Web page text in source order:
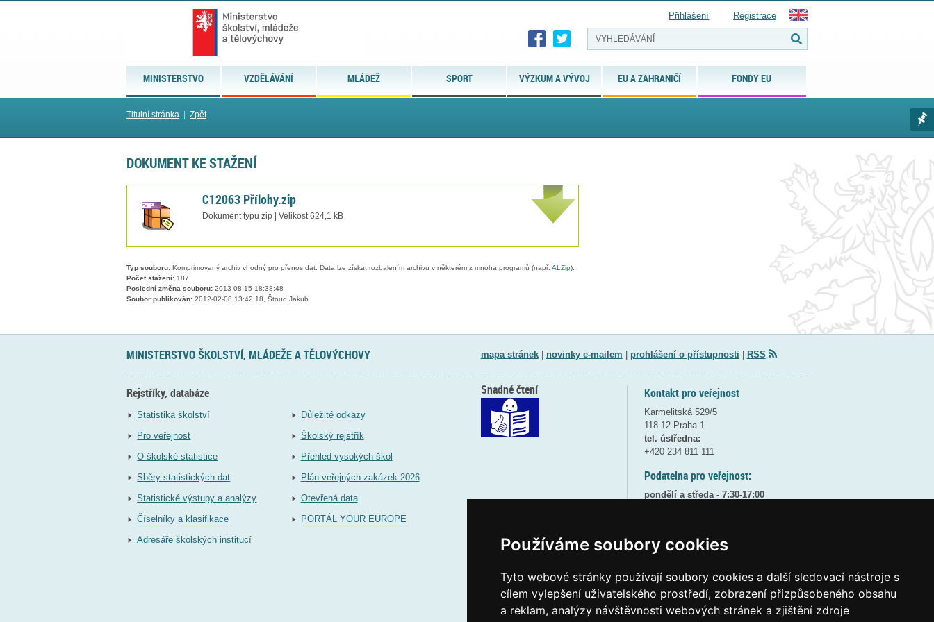
Používáme soubory cookies
Tyto webové stránky používají soubory cookies a další sledovací nástroje s
cílem vylepšení uživatelského prostředí, zobrazení přizpůsobeného obsahu
a reklam, analýzy návštěvnosti webových stránek a zjištění zdroje
MINISTERSTVO VZDĚLÁVÁNÍ MLÁDEŽ SPORT VÝZKUM A VÝVOJ EU A ZAHRANIČÍ FONDY EU
Přihlášení Registrace
Titulní stránka Zpět
DOKUMENT KE STAŽENÍ
C12063 Přílohy.zip
Dokument typu zip | Velikost 624,1 kB
Typ souboru: Komprimovaný archiv vhodný pro přenos dat. Data lze získat rozbalením archivu v některém z mnoha programů (např. ALZip).
Počet stažení: 187
Poslední změna souboru: 2013-08-15 18:38:48
Soubor publikován: 2012-02-08 13:42:18, Štoud Jakub
MINISTERSTVO ŠKOLSTVÍ, MLÁDEŽE A TĚLOVÝCHOVY mapa stránek| novinky e-mailem prohlášení o přístupnosti RSS
Rejstříky, databáze
Statistika školství
Pro veřejnost
O školské statistice
Sběry statistických dat
Statistické výstupy a analýzy
Číselníky a klasifikace
Adresáře školských institucí
Důležité odkazy
Školský rejstřík
Přehled vysokých škol
Plán veřejných zakázek 2026
Otevřená data
PORTÁL YOUR EUROPE
Kontakt pro veřejnost
Karmelitská 529/5
118 12 Praha 1
tel. ústředna:
+420 234 811 111
Podatelna pro veřejnost:
pondělí a středa - 7:30-17:00
8:30 - 9:30 - bezpečnostní přestávka
Elektronická podatelna:
posta@msmtgov cz
Snadné čtení